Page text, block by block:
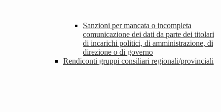
Sanzioni per mancata o incompleta
comunicazione dei dati da parte dei titolari
di incarichi politici, di amministrazione, di
direzione o di governo
Rendiconti gruppi consiliari regionali/provinciali